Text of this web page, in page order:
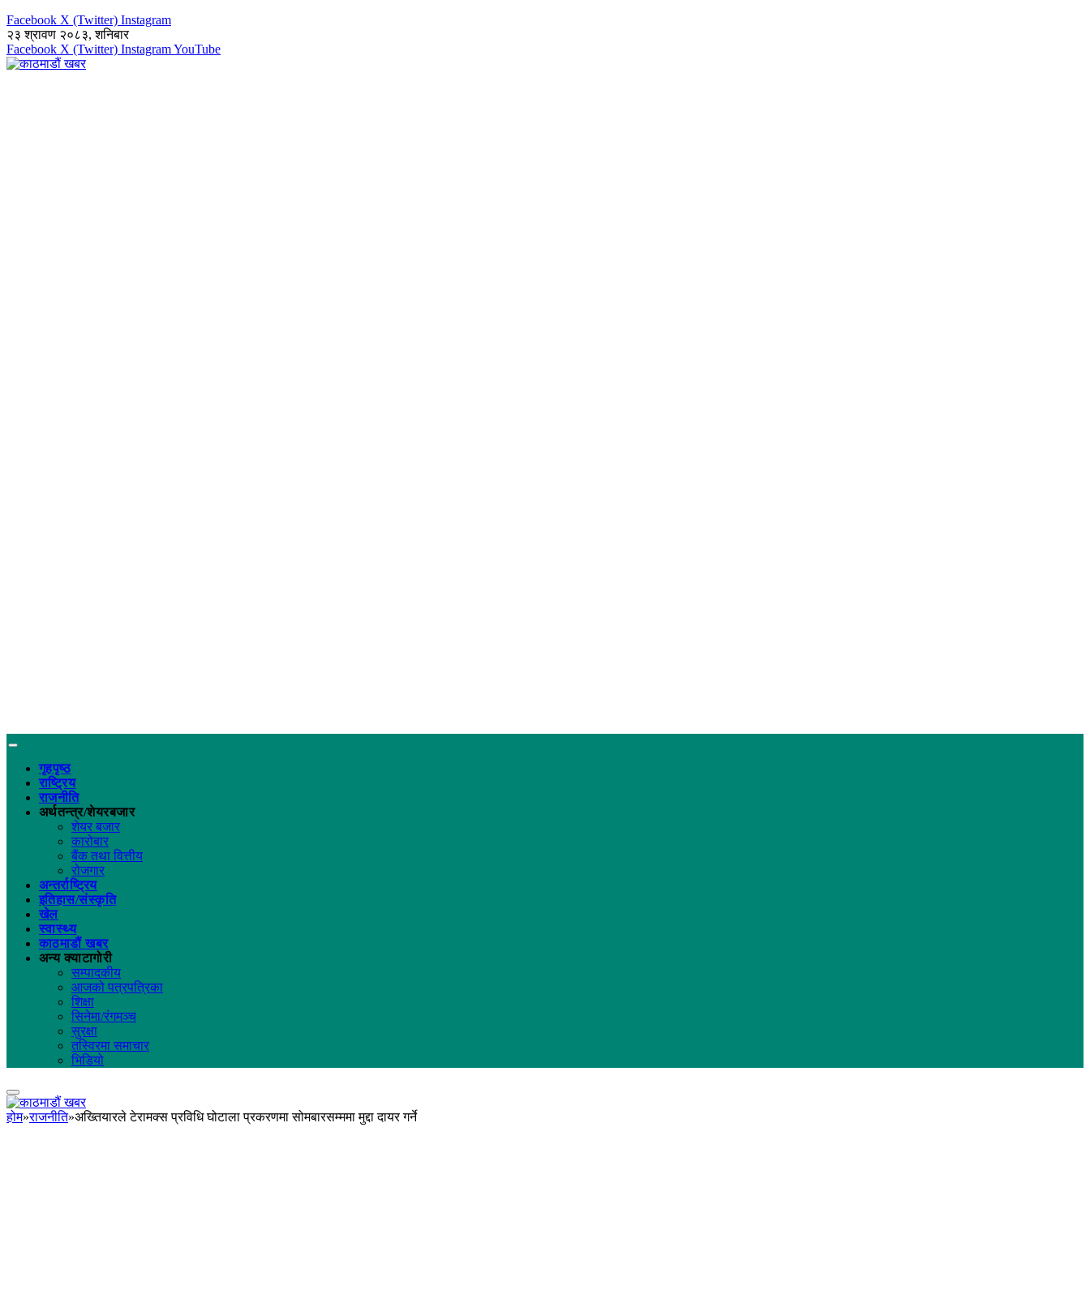
Facebook X (Twitter) Instagram
२३ श्रावण २०८३, शनिबार
Facebook X (Twitter) InstagramYouTube
गृहपृष्ठ
राष्ट्रिय
राजनीति
अर्थतन्त्र/शेयरबजार
शेयर बजार
कारोबार
बैंक तथा वित्तीय
रोजगार
अन्तर्राष्ट्रिय
इतिहास/संस्कृति
खेल
स्वास्थ्य
काठमाडौं खबर
अन्य क्याटागोरी
सम्पादकीय
आजको पत्रपत्रिका
शिक्षा
सिनेमा/रंगमञ्च
सुरक्षा
तस्विरमा समाचार
भिडियो
होम»राजनीति»अख्तियारले टेरामक्स प्रविधि घोटाला प्रकरणमा सोमबारसम्ममा मुद्दा दायर गर्ने